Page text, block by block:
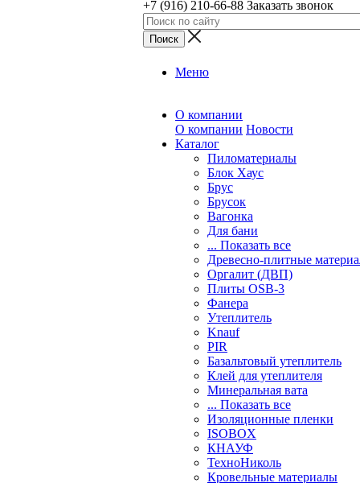
+7 (916) 210-66-88 Заказать звонок
Меню
О компании
О компании Новости
Каталог
Пиломатериалы
Блок Хаус
Брус
Брусок
Вагонка
Для бани
... Показать все
Древесно-плитные
Оргалит (ДВП)
Плиты OSB-3
Фанера
Утеплитель
Knauf
PIR
Базальтовый утеплитель
Клей для утеплителя
Минеральная вата
... Показать все
Изоляционные пленки
ISOBOX
КНАУФ
ТехноНиколь
Кровельные материалы